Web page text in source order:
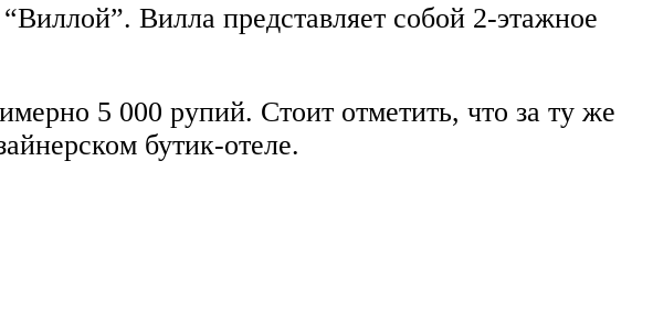
Вилла представляет собой 2-этажное
5 000 рупий. Стоит отметить, что за ту же
бутик-отеле.